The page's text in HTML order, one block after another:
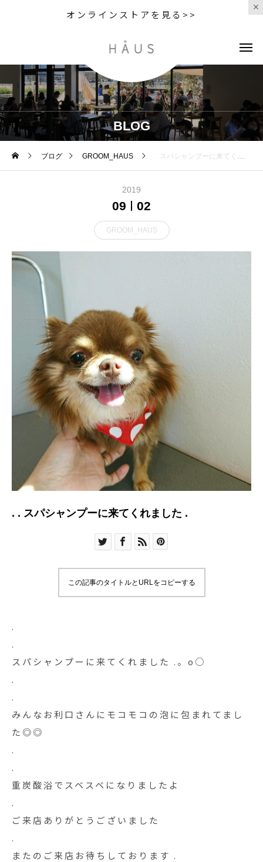
オンラインストアを見る>>
BLOG
ブログ GROOM_HAUS . . スパシャンプーに来てくれました .
2019
09 02
GROOM_HAUS
. . スパシャンプーに来てくれました .
この記事のタイトルとURLをコピーする
.
.
スパシャンプーに来てくれました .。o○
.
.
みんなお利口さんにモコモコの泡に包まれてまし
た◎◎
.
.
重炭酸浴でスベスベになりましたよ
.
ご来店ありがとうございました️
.
またのご来店お待ちしております .